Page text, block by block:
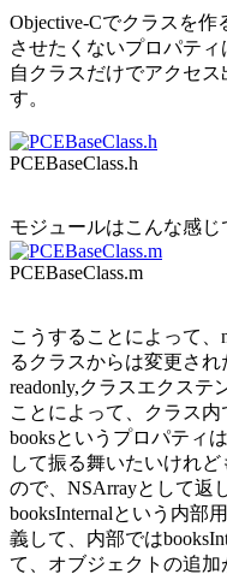
結
婚
式
カ
メ
ラ
マ
す
る
の
準
備
（１）
カ
メ
ラ
と
レ
ン
Objective-Cでクラスを
させたくないプロパティ
自クラスだけでアクセ
す。
PCEBaseClass.h
モジュールはこんな感じ
PCEBaseClass.m
こうすることによって、
るクラスからは変更さ
readonly,クラスエクステ
ことによって、クラス内
booksというプロパティ
して振る舞いたいけれ
ので、NSArrayとして返
booksInternalという内部
義して、内部では
て、オブジェクトの追加